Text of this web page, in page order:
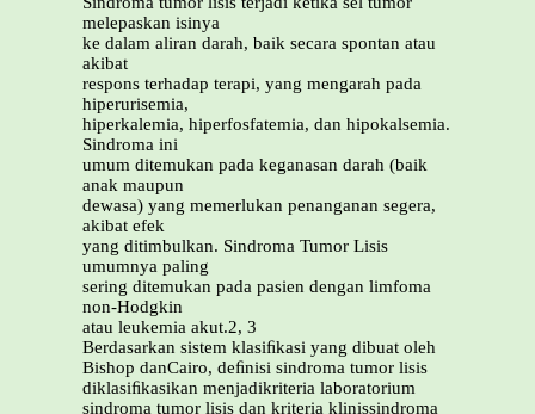
melepaskan isinya
ke dalam aliran darah, baik secara spontan atau
akibat
respons terhadap terapi, yang mengarah pada
hiperurisemia,
hiperkalemia, hiperfosfatemia, dan hipokalsemia.
Sindroma ini
umum ditemukan pada keganasan darah (baik
anak maupun
dewasa) yang memerlukan penanganan segera,
akibat efek
yang ditimbulkan. Sindroma Tumor Lisis
umumnya paling
sering ditemukan pada pasien dengan limfoma
non-Hodgkin
atau leukemia akut.2, 3
Berdasarkan sistem klasiﬁkasi yang dibuat oleh
Bishop danCairo, deﬁnisi sindroma tumor lisis
diklasiﬁkasikan menjadikriteria laboratorium
sindroma tumor lisis dan kriteria klinissindroma